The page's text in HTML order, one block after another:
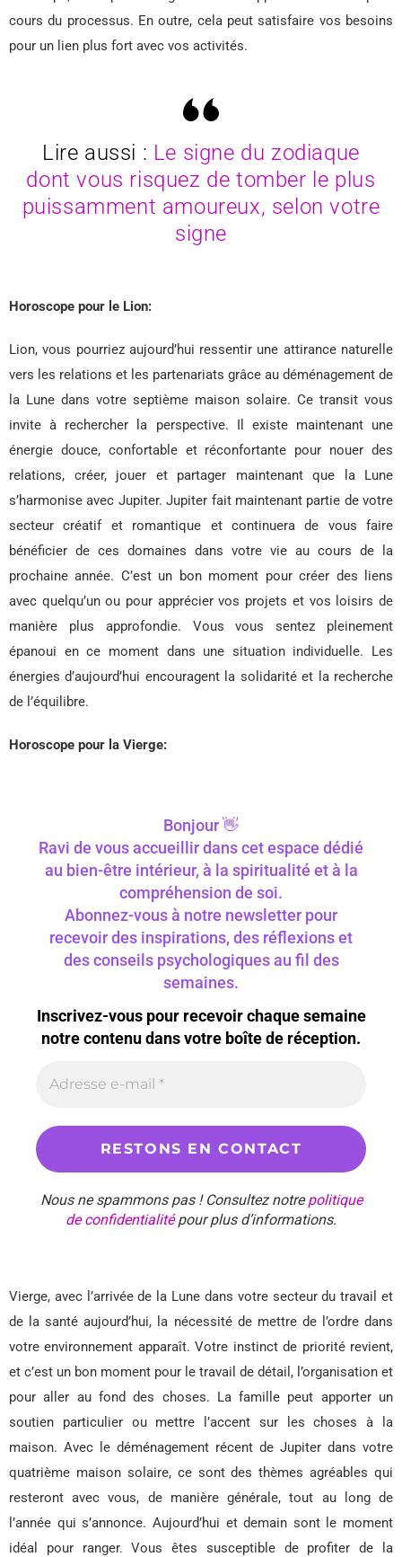
cours du processus. En outre, cela peut satisfaire vos besoins
pour un lien plus fort avec vos activités.
Lire aussi : Le signe du zodiaque
dont vous risquez de tomber le plus
puissamment amoureux, selon votre
signe
Horoscope pour le Lion:
Lion, vous pourriez aujourd’hui ressentir une attirance naturelle
vers les relations et les partenariats grâce au déménagement de
la Lune dans votre septième maison solaire. Ce transit vous
invite à rechercher la perspective. Il existe maintenant une
énergie douce, confortable et réconfortante pour nouer des
relations, créer, jouer et partager maintenant que la Lune
s’harmonise avec Jupiter. Jupiter fait maintenant partie de votre
secteur créatif et romantique et continuera de vous faire
bénéficier de ces domaines dans votre vie au cours de la
prochaine année. C’est un bon moment pour créer des liens
avec quelqu’un ou pour apprécier vos projets et vos loisirs de
manière plus approfondie. Vous vous sentez pleinement
épanoui en ce moment dans une situation individuelle. Les
énergies d’aujourd’hui encouragent la solidarité et la recherche
de l’équilibre.
Horoscope pour la Vierge:
Bonjour 👋
Ravi de vous accueillir dans cet espace dédié
au bien-être intérieur, à la spiritualité et à la
compréhension de soi.
Abonnez-vous à notre newsletter pour
recevoir des inspirations, des réflexions et
des conseils psychologiques au fil des
semaines.
Inscrivez-vous pour recevoir chaque semaine
notre contenu dans votre boîte de réception.
Nous ne spammons pas ! Consultez notrepolitique
de confidentialitépour plus d’informations.
Vierge, avec l’arrivée de la Lune dans votre secteur du travail et
de la santé aujourd’hui, la nécessité de mettre de l’ordre dans
votre environnement apparaît. Votre instinct de priorité revient,
et c’est un bon moment pour le travail de détail, l’organisation et
pour aller au fond des choses. La famille peut apporter un
soutien particulier ou mettre l’accent sur les choses à la
maison. Avec le déménagement récent de Jupiter dans votre
quatrième maison solaire, ce sont des thèmes agréables qui
resteront avec vous, de manière générale, tout au long de
l’année qui s’annonce. Aujourd’hui et demain sont le moment
idéal pour ranger. Vous êtes susceptible de profiter de la